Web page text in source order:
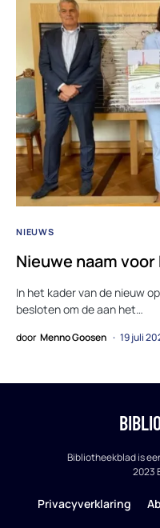
NIEUWS
Nieuwe naam
In het kader van de nieuw
besloten om de aan het…
door Menno Goosen 19 juli
Bibliotheekblad is
2023
Privacyverklaring